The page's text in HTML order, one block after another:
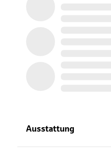
Ausstattung